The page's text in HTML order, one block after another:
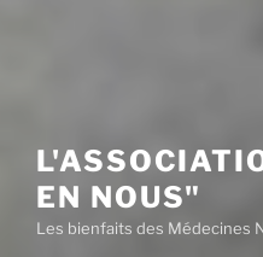
EN NOUS"
Les bienfaits des Médecines